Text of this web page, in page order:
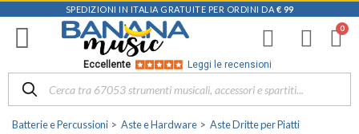
SPEDIZIONI IN ITALIA GRATUITE PER ORDINI DA € 99
Eccellente Leggi le recensioni
Batterie e Percussioni Aste e Hardware Aste Dritte per Piatti